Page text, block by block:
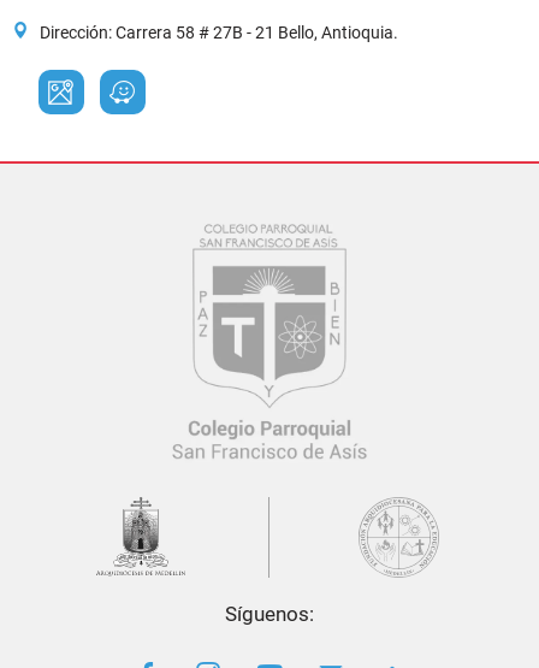
Dirección: Carrera 58 # 27B - 21 Bello, Antioquia.
Síguenos: